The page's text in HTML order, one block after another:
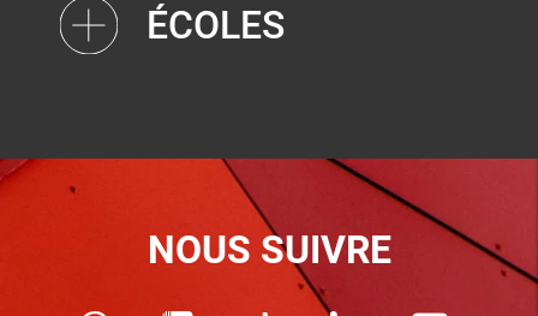
ÉCOLES
NOUS SUIVRE